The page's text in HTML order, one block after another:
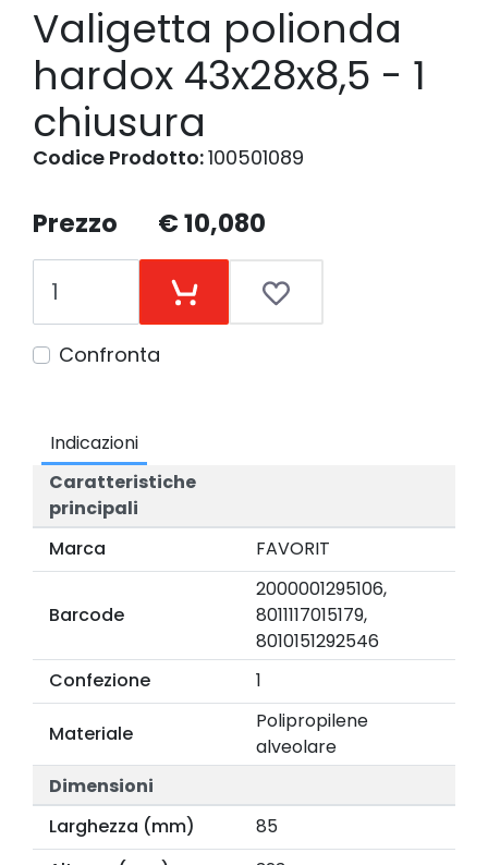
Valigetta polionda
hardox 43x28x8,5 - 1
chiusura
Codice Prodotto:100501089
Prezzo € 10,080
Confronta
Indicazioni
Caratteristiche
principali
Marca
FAVORIT
Barcode
2000001295106,
8011117015179,
8010151292546
Confezione
1
Materiale
Polipropilene
alveolare
Dimensioni
Larghezza (mm)
85